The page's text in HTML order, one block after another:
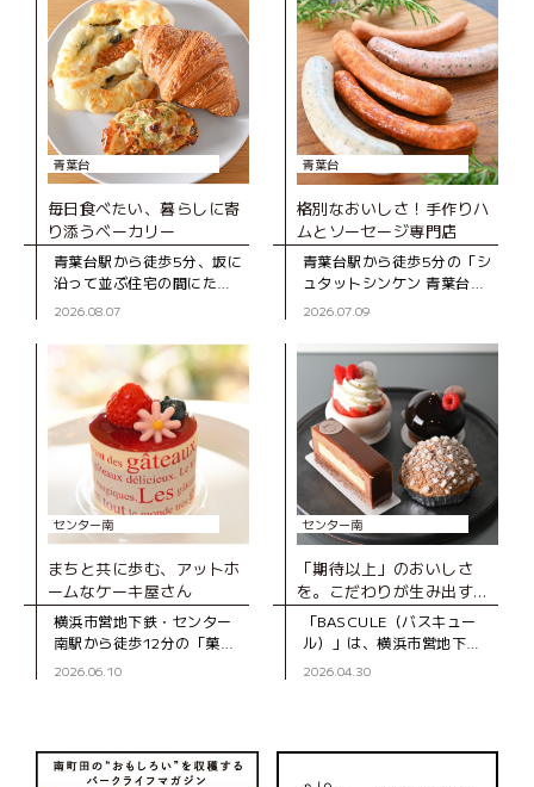
青葉台
毎日食べたい、暮らしに寄
り添うベーカリー
青葉台駅から徒歩5分、坂に
沿って並ぶ住宅の間にたた
ずむ「ブーランジェD316
プンしたベーカリー。木の
ぬくもりを感じる店内のシ
ョー
2026.08.07
青葉台
格別なおいしさ！手作りハ
ムとソーセージ専門店
青葉台駅から徒歩5分の「シ
ュタットシンケン 青葉台本
店」は、手作りハムとソー
の地元で長く親しまれてい
2026.07.09
センター南
まちと共に歩む、アットホ
ームなケーキ屋さん
横浜市営地下鉄・センター
南駅から徒歩12分の「菓子
工房スグーリ」は、パティ
は、センター南駅
2026.06.10
センター南
「期待以上」のおいしさ
を。こだわりが生み出す、
とびきりのスイーツ
「BASCULE（バスキュー
ル）」は、横浜市営地下
鉄・センター南駅から徒歩3
藤さんは、自
2026.04.30